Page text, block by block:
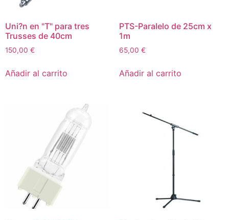
Uni?n en "T" para tres
Trusses de 40cm
150,00 €
Añadir al carrito
PTS-Paralelo de 25cm x
1m
65,00 €
Añadir al carrito